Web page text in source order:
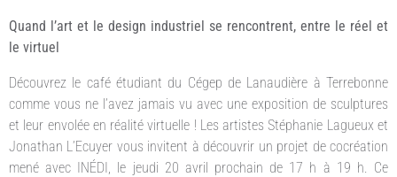
Quand l’art et le design industriel se rencontrent, entre le réel et
le virtuel
Découvrez le café étudiant du Cégep de Lanaudière à Terrebonne
comme vous ne l’avez jamais vu avec une exposition de sculptures
et leur envolée en réalité virtuelle ! Les artistes Stéphanie Lagueux et
Jonathan L’Ecuyer vous invitent à découvrir un projet de cocréation
mené avec INÉDI, le jeudi 20 avril prochain de 17 h à 19 h. Ce